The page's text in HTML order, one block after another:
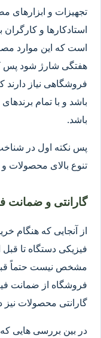
تجهیزات و ابزارهای
استادکارها و کارگران
است که این موارد
هفتگی شارژ شود پس
فروشگاهی نیاز دارند
باشد و با تمام
باشد.
پس نکته اول در
تنوع بالای محصولات
گارانتی و ضمانت
از آنجایی که هنگام
فیزیکی دستگاه تا
مشخص نیست حتماً
فروشگاه از ضمانت
گارانتی محصولات نیز
در بین بررسی هایی